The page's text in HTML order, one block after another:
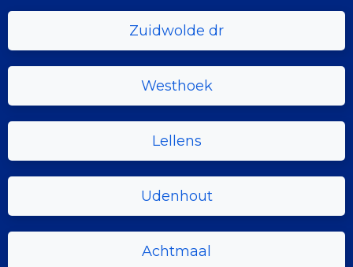
Zuidwolde dr
Westhoek
Lellens
Udenhout
Achtmaal